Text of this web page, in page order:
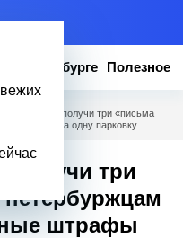
о Петербурге Полезное
машину — получи три «письма
штрафы за одну парковку
получи три
петербуржцам
штрафы